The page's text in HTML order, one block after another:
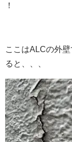
！
ここはALCの外
ると、、、